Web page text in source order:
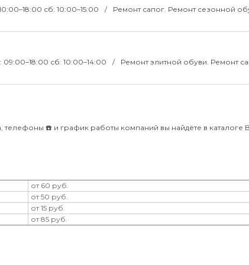
сб: 10:00–15:00
Ремонт сапог. Ремонт сезонной
09:00–18:00 сб: 10:00–14:00
Ремонт элитной обуви. Ремонт
☎️ и график работы компаний вы найдёте в каталоге
от 60 руб.
от 50 руб.
от 15 руб.
от 85 руб.